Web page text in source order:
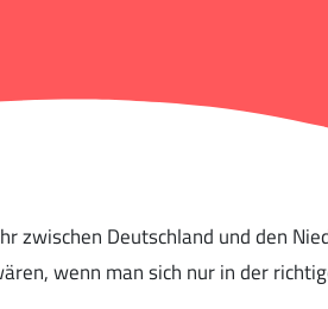
zwischen Deutschland und den
wenn man sich nur in der